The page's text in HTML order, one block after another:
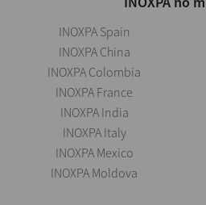
INOXPA Spain
INOXPA China
INOXPA Colombia
INOXPA France
INOXPA India
INOXPA Italy
INOXPA Mexico
INOXPA Moldova